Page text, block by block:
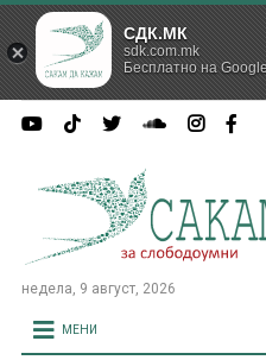
недела, 9 август, 2026
МЕНИ
СДК.МК
sdk.com.mk
Бесплатно на